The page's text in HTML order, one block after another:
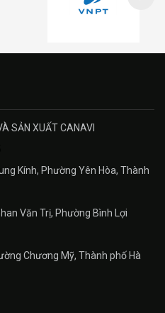
SẢN XUẤT CANAVI
Kính, Phường Yên Hòa, Thành
Văn Trị, Phường Bình Lợi
Chương Mỹ, Thành phố Hà